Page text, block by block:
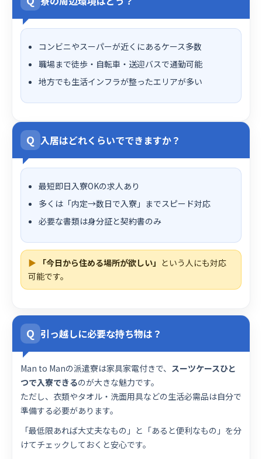
コンビニやスーパーが近くにあるケース多数
職場まで徒歩・自転車・送迎バスで通勤可能
地方でも生活インフラが整ったエリアが多い
Q 入居はどれくらいでできますか？
最短即日入寮OKの求人あり
多くは「内定→数日で入寮」までスピード対応
必要な書類は身分証と契約書のみ
▶ 「今日から住める場所が欲しい」 という人にも対応
可能です。
Q 引っ越しに必要な持ち物は？
Man to Manの派遣寮は家具家電付きで、 スーツケースひと
つで入寮できるのが大きな魅力です。
ただし、衣類やタオル・洗面用具などの生活必需品は自分で
準備する必要があります。
「最低限あれば大丈夫なもの」と「あると便利なもの」を分
けてチェックしておくと安心です。